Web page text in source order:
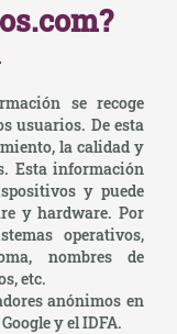
se recoge
usuarios. De esta
la calidad y
Esta información
y puede
y hardware. Por
operativos,
nombres de
etc.
anónimos en
y el IDFA.